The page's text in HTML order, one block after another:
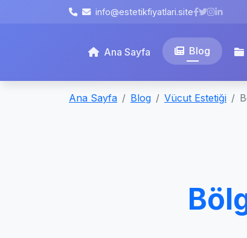
info@estetikfiyatlari.site
Ana Sayfa Blog
Ana Sayfa Blog Vücut Estetiği